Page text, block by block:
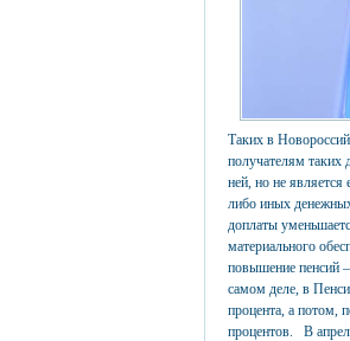
Таких в
получателям таких
ней, но не является
либо иных
доплаты
материального
повышение пенсий
самом деле, в
процента, а потом,
процентов. В